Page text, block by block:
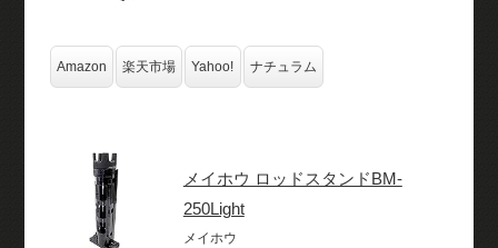
Amazon 楽天市場 Yahoo! ナチュラム
メイホウ ロッドスタンドBM-
250Light
メイホウ